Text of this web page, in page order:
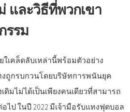
และวิธีที่พวกเขา
รรม
เคล็ดลับเหล่านี้พร้อมตัวอย่าง
ถูกรบกวนโดยบริษัทการพนันยุค
ดิมไม่ได้เป็นเพียงคนเดียวที่สามารถ
ไป ในปี 2022 มีเจ้ามือรับแทงฟุตบอล